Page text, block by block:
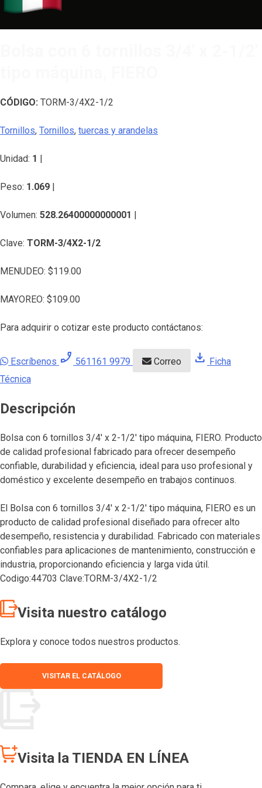
CÓDIGO: TORM-3/4X2-1/2
Tornillos, Tornillos, tuercas y arandelas
Unidad: 1 |
Peso: 1.069 |
Volumen: 528.26400000000001 |
Clave: TORM-3/4X2-1/2
MENUDEO: $119.00
MAYOREO: $109.00
Para adquirir o cotizar este producto contáctanos:
Escríbenos phone_enabled 561161 9979 Correo download Ficha
Técnica
Descripción
Bolsa con 6 tornillos 3/4′ x 2-1/2′ tipo máquina, FIERO. Producto
de calidad profesional fabricado para ofrecer desempeño
confiable, durabilidad y eficiencia, ideal para uso profesional y
doméstico y excelente desempeño en trabajos continuos.
El Bolsa con 6 tornillos 3/4′ x 2-1/2′ tipo máquina, FIERO es un
producto de calidad profesional diseñado para ofrecer alto
desempeño, resistencia y durabilidad. Fabricado con materiales
confiables para aplicaciones de mantenimiento, construcción e
industria, proporcionando eficiencia y larga vida útil.
Codigo:44703 Clave:TORM-3/4X2-1/2
Visita nuestro catálogo
Explora y conoce todos nuestros productos.
VISITAR EL CATÁLOGO
Visita la TIENDA EN LÍNEA